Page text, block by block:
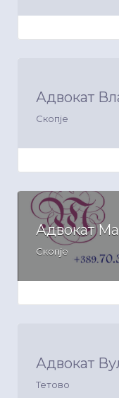
Адвокат
Скопје
Адвокат
Скопје
Адвокат
Тетово